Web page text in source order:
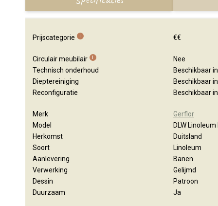
Prijscategorie i €€
Circulair meubilair i
Nee
Technisch onderhoud
Beschikbaar
Dieptereiniging
Beschikbaar
Reconfiguratie
Beschikbaar
Merk
Gerflor
Model
DLW
Herkomst
Duitsland
Soort
Linoleum
Aanlevering
Banen
Verwerking
Gelijmd
Dessin
Patroon
Duurzaam
Ja